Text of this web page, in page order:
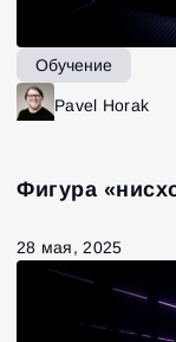
Обучение
Pavel Horak
Фигура
28 мая, 2025